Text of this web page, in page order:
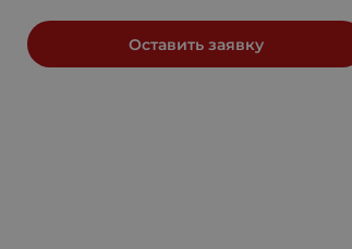
Оставить заявку